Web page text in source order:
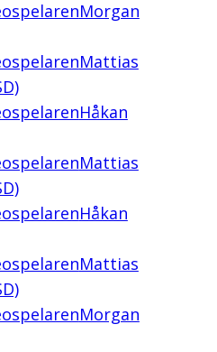
Morgan
Mattias
Håkan
Mattias
Håkan
Mattias
Morgan